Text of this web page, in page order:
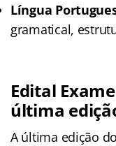
Língua
gramatical,
Edital
última
A última edição